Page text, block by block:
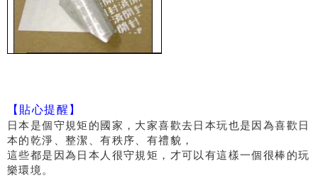
【貼心提醒】
日本是個守規矩的國家，大家喜歡去日本玩也是因為喜歡日
本的乾淨、整潔、有秩序、有禮貌，
這些都是因為日本人很守規矩，才可以有這樣一個很棒的玩
樂環境。